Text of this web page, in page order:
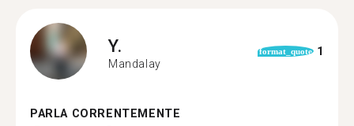
Y.
Mandalay
format_quote 1
PARLA CORRENTEMENTE